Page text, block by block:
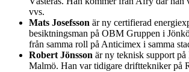
vvs.
Mats Josefsson är ny certifierad
besiktningsman på OBM Gruppen i
från samma roll på Anticimex i samma
Robert Jönsson är ny teknisk support
Malmö. Han var tidigare drifttekniker på